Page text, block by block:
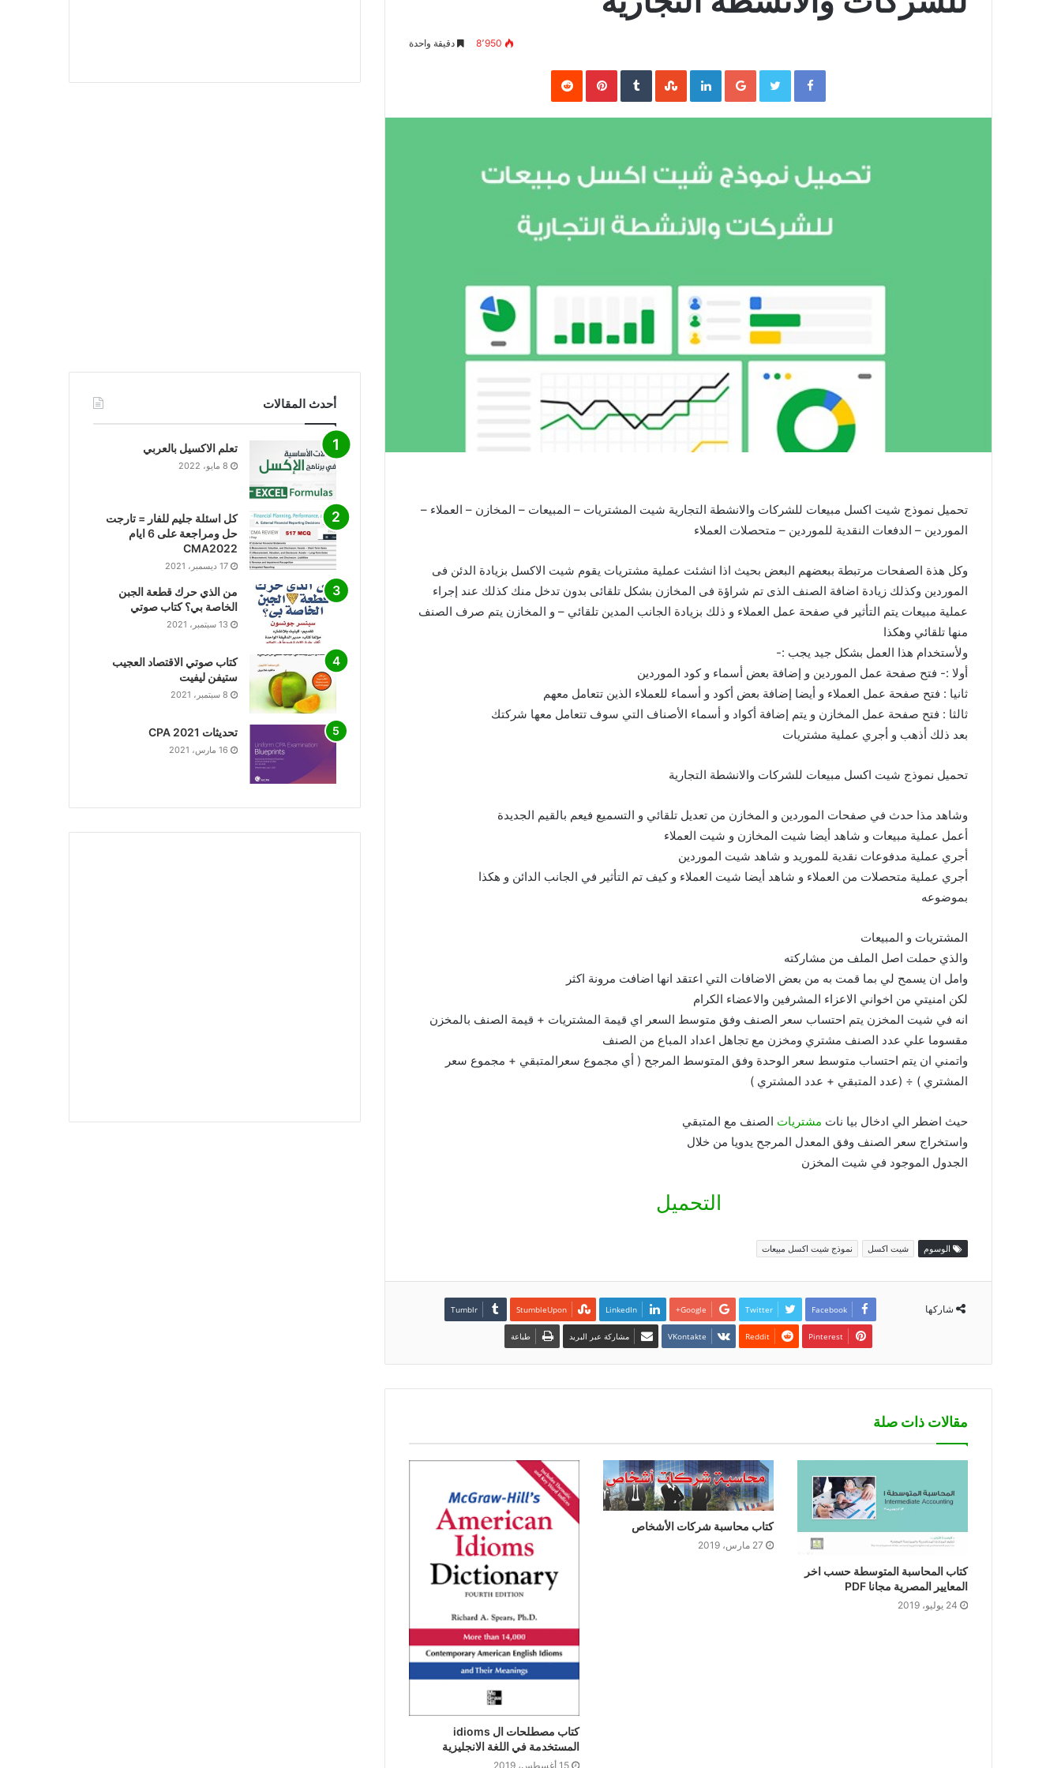
8٬950 دقيقة واحدة
Facebook
Twitter
Google+
LinkedIn
Pinterest
تحميل نموذج شيت اكسل مبيعات للشركات والانشطة التجارية شيت المشتريات – المبيعات – المخازن – العملاء –
الموردين – الدفعات النقدية للموردين – متحصلات العملاء
وكل هذة الصفحات مرتبطة ببعضهم البعض بحيث اذا انشئت عملية مشتريات يقوم شيت الاكسل بزيادة الدئن فى
الموردين وكذلك زيادة اضافة الصنف الذى تم شراؤة فى المخازن بشكل تلقائى بدون تدخل منك كذلك عند إجراء
عملية مبيعات يتم التأثير في صفحة عمل العملاء و ذلك بزيادة الجانب المدين تلقائي – و المخازن يتم صرف الصنف
منها تلقائي وهكذا
ولأستخدام هذا العمل بشكل جيد يجب :-
أولا :- فتح صفحة عمل الموردين و إضافة بعض أسماء و كود الموردين
ثانيا : فتح صفحة عمل العملاء و أيضا إضافة بعض أكود و أسماء للعملاء الذين تتعامل معهم
ثالثا : فتح صفحة عمل المخازن و يتم إضافة أكواد و أسماء الأصناف التي سوف تتعامل معها شركتك
بعد ذلك أذهب و أجري عملية مشتريات
تحميل نموذج شيت اكسل مبيعات للشركات والانشطة التجارية
وشاهد مذا حدث في صفحات الموردين و المخازن من تعديل تلقائي و التسميع فيعم بالقيم الجديدة
أعمل عملية مبيعات و شاهد أيضا شيت المخازن و شيت العملاء
أجري عملية مدفوعات نقدية للموريد و شاهد شيت الموردين
أجري عملية متحصلات من العملاء و شاهد أيضا شيت العملاء و كيف تم التأثير في الجانب الدائن و هكذا
بموضوعه
المشتريات و المبيعات
والذي حملت اصل الملف من مشاركته
وامل ان يسمح لي بما قمت به من بعض الاضافات التي اعتقد انها اضافت مرونة اكثر
لكن امنيتي من اخواني الاعزاء المشرفين والاعضاء الكرام
انه في شيت المخزن يتم احتساب سعر الصنف وفق متوسط السعر اي قيمة المشتريات + قيمة الصنف بالمخزن
مقسوما علي عدد الصنف مشتري ومخزن مع تجاهل اعداد المباع من الصنف
واتمني ان يتم احتساب متوسط سعر الوحدة وفق المتوسط المرجح ( أي مجموع سعرالمتبقي + مجموع سعر
المشتري ) ÷ (عدد المتبقي + عدد المشتري )
حيث اضطر الي ادخال بيا نات مشتريات الصنف مع المتبقي
واستخراج سعر الصنف وفق المعدل المرجح يدويا من خلال
الجدول الموجود في شيت المخزن
التحميل
الوسوم شيت اكسل نموذج شيت اكسل مبيعات
شاركها Facebook
Twitter
Google+
LinkedIn
Pinterest مشاركة عبر البريد طباعة
مقالات ذات صلة
كتاب المحاسبة المتوسطة حسب اخر
المعايير المصرية مجانا PDF
24 يوليو، 2019
كتاب محاسبة شركات الأشخاص
27 مارس، 2019
كتاب ﻣﺼﻄﻠﺤﺎﺕ ﺍﻝ idioms
ﺍﻟﻤﺴﺘﺨﺪﻣﺔ ﻓﻲ ﺍﻟﻠﻐﺔ ﺍﻻﻧﺠﻠﻴﺰﻳﺔ
15 أغسطس، 2019
أحدث المقالات
تعلم الاكسيل بالعربي
8 مايو، 2022
كل اسئلة جليم للفار = تارجت
حل ومراجعة على 6 ايام
CMA2022
17 ديسمبر، 2021
من الذي حرك قطعة الجبن
الخاصة بي؟ كتاب صوتي
13 سبتمبر، 2021
كتاب صوتي الاقتصاد العجيب
ستيفن ليفيت
8 سبتمبر، 2021
تحديثات CPA 2021
16 مارس، 2021